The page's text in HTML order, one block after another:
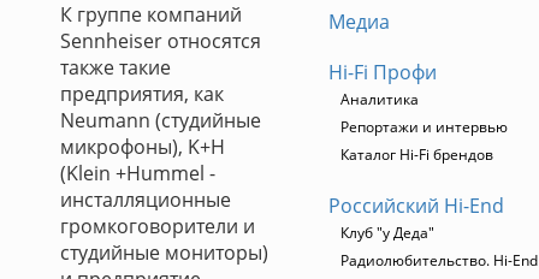
К группе компаний
Sennheiser относятся
также такие
предприятия, как
Neumann (студийные
микрофоны), K+H
(Klein +Hummel -
инсталляционные
громкоговорители и
студийные мониторы)
Медиа
Hi-Fi Профи
Аналитика
Репортажи и интервью
Каталог Hi-Fi брендов
Российский Hi-End
Клуб "у Деда"
Радиолюбительство. Hi-